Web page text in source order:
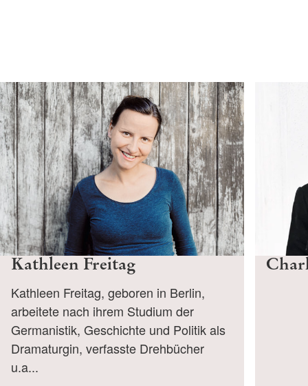
Kathleen Freitag
Kathleen Freitag, geboren in Berlin,
arbeitete nach ihrem Studium der
Germanistik, Geschichte und Politik als
Dramaturgin, verfasste Drehbücher
u.a...